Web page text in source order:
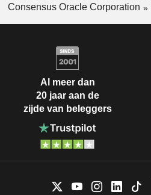
Consensus Oracle Corporation
Al meer dan
20 jaar aan de
zijde van beleggers